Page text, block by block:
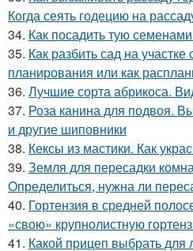
Когда сеять годецию на
34. Как посадить тую
35. Как разбить сад на
планирования или как
36. Лучшие сорта абрикоса.
37. Роза канина для подвоя.
и другие шиповники
38. Кексы из мастики. Как
39. Земля для пересадки
Определиться, нужна ли
40. Гортензия в средней
«свою» крупнолистную
41. Какой прицеп выбрать для